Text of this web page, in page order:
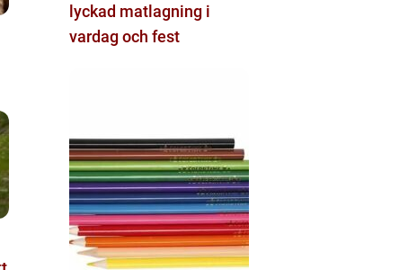
lyckad matlagning i
vardag och fest